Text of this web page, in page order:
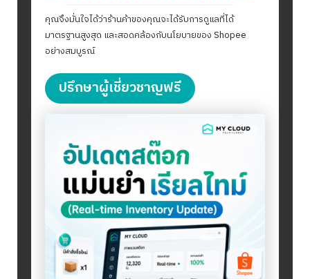
คุณจึงมั่นใจได้ว่าร้านค้าของคุณจะได้รับการดูแลที่ได้
มาตรฐานสูงสุด และสอดคล้องกับนโยบายของ Shopee
อย่างสมบูรณ์
ปรึกษาผู้เชี่ยวชาญฟรี